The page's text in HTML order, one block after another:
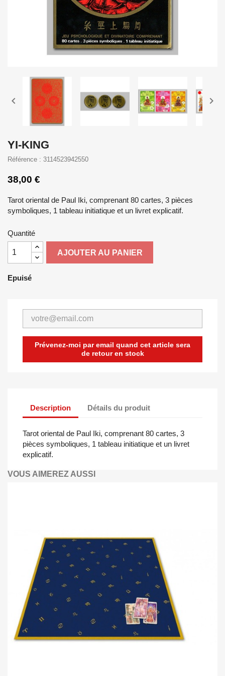
 
YI-KING
Référence : 3114523942550
38,00 €
Tarot oriental de Paul Iki, comprenant 80 cartes, 3 pièces
symboliques, 1 tableau initiatique et un livret explicatif.
Quantité
AJOUTER AU PANIER
Epuisé
Prévenez-moi par email quand cet article sera
de retour en stock
Description Détails du produit
Tarot oriental de Paul Iki, comprenant 80 cartes, 3
pièces symboliques, 1 tableau initiatique et un livret
explicatif.
VOUS AIMEREZ AUSSI